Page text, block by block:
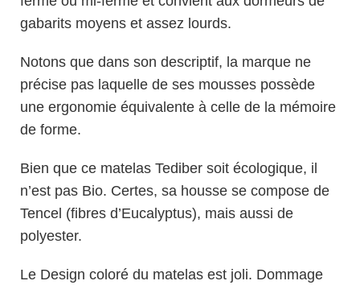
gabarits moyens et assez lourds.
Notons que dans son descriptif, la marque ne
précise pas laquelle de ses mousses possède
une ergonomie équivalente à celle de la mémoire
de forme.
Bien que ce matelas Tediber soit écologique, il
n’est pas Bio. Certes, sa housse se compose de
Tencel (fibres d’Eucalyptus), mais aussi de
polyester.
Le Design coloré du matelas est joli. Dommage